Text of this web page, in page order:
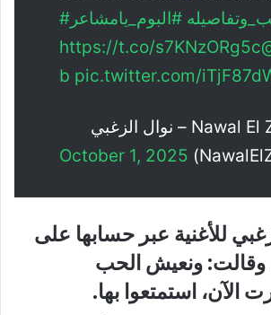
#البوم_يامشاعر
https://t.co/s7KNzORg5c
b pic.twitter.com/
— Nawal El Zoghbi – نوال الزغبي
October 1, 2025
للأغنية عبر حسابها على
ونعيش الحب
الآن، استمتعوا بها.